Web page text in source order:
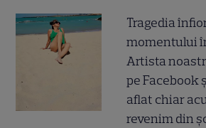
Tragedia
momentului
Artista
pe Facebook
aflat chiar
revenim din